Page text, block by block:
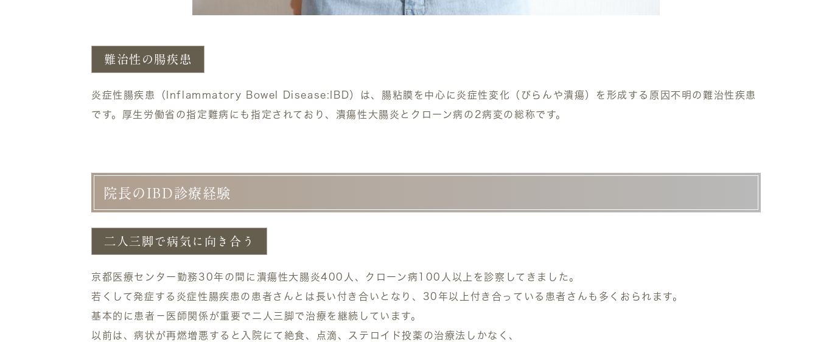
難治性の腸疾患
炎症性腸疾患（Inflammatory Bowel Disease:IBD）は、腸粘膜を中心に炎症性変化（びらんや潰瘍）を形成する原因不明の難治性疾患
です。厚生労働省の指定難病にも指定されており、潰瘍性大腸炎とクローン病の2病変の総称です。
院長のIBD診療経験
二人三脚で病気に向き合う
京都医療センター勤務30年の間に潰瘍性大腸炎400人、クローン病100人以上を診察してきました。
若くして発症する炎症性腸疾患の患者さんとは長い付き合いとなり、30年以上付き合っている患者さんも多くおられます。
基本的に患者－医師関係が重要で二人三脚で治療を継続しています。
以前は、病状が再燃増悪すると入院にて絶食、点滴、ステロイド投薬の治療法しかなく、